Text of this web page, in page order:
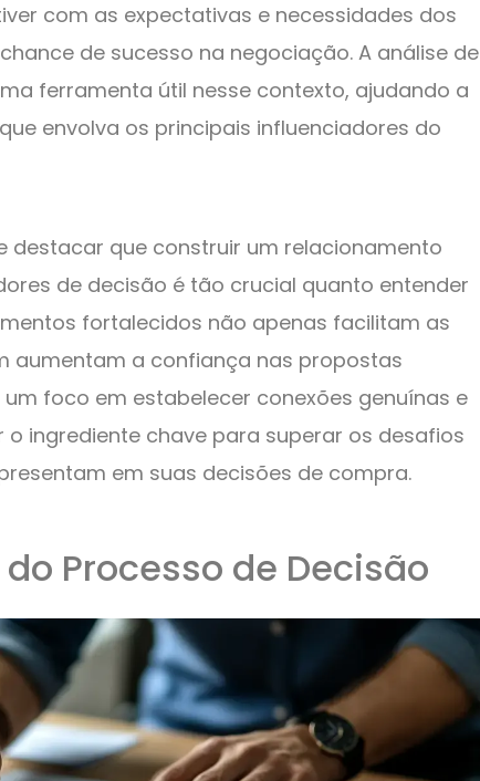
com as expectativas e necessidades dos
de sucesso na negociação. A análise de
ferramenta útil nesse contexto, ajudando a
envolva os principais influenciadores do
destacar que construir um relacionamento
de decisão é tão crucial quanto entender
fortalecidos não apenas facilitam as
aumentam a confiança nas propostas
foco em estabelecer conexões genuínas e
o ingrediente chave para superar os desafios
em suas decisões de compra.
Processo de Decisão